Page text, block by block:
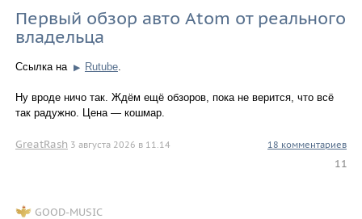
Первый обзор авто Atom от реального
владельца
Ссылка на ▶ Rutube.
Ну вроде ничо так. Ждём ещё обзоров, пока не верится, что всё
так радужно. Цена — кошмар.
GreatRash 3 августа 2026 в 11.14 18 комментариев
11
GOOD-MUSIC